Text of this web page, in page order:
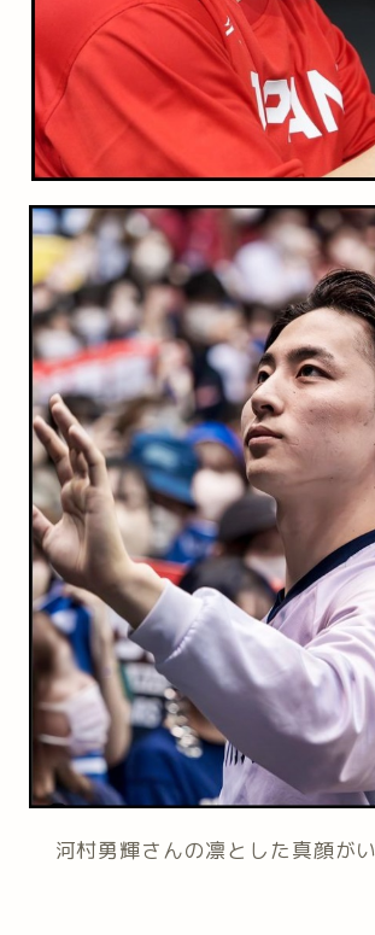
河村勇輝さんの凛とした真顔が